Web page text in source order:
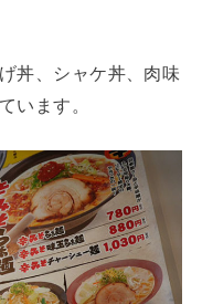
丼、シャケ丼、肉味
います。